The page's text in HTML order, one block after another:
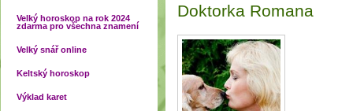
Velký horoskop na rok 2024
zdarma pro všechna znamení
Velký snář online
Keltský horoskop
Výklad karet
Doktorka Romana